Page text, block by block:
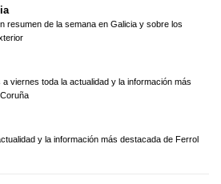
resumen de la semana en Galicia y sobre los
a viernes toda la actualidad y la información más
y la información más destacada de Ferrol